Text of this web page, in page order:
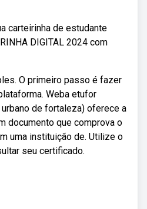
carteirinha de estudante
DIGITAL 2024 com
O primeiro passo é fazer
Weba etufor
de fortaleza) oferece a
documento que comprova o
uma instituição de. Utilize o
seu certificado.